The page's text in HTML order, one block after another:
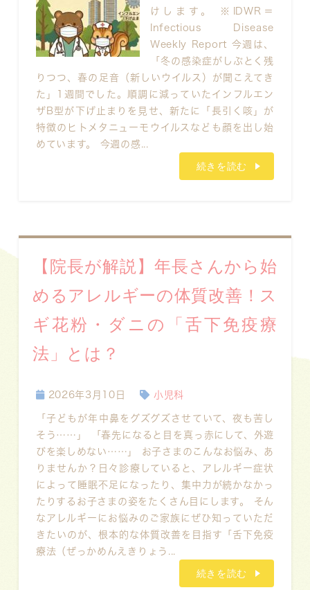
けします。 ※IDWR＝
Infectious Disease
Weekly Report 今週は、
「冬の感染症がしぶとく残
りつつ、春の足音（新しいウイルス）が聞こえてき
た」1週間でした。順調に減っていたインフルエン
ザB型が下げ止まりを見せ、新たに「長引く咳」が
特徴のヒトメタニューモウイルスなども顔を出し始
めています。 今週の感...
続きを読む
【院長が解説】年長さんから始
めるアレルギーの体質改善！ス
ギ花粉・ダニの「舌下免疫療
法」とは？
2026年3月10日 小児科
「子どもが年中鼻をグズグズさせていて、夜も苦し
そう……」 「春先になると目を真っ赤にして、外遊
びを楽しめない……」 お子さまのこんなお悩み、あ
りませんか？日々診療していると、アレルギー症状
によって睡眠不足になったり、集中力が続かなかっ
たりするお子さまの姿をたくさん目にします。 そん
なアレルギーにお悩みのご家族にぜひ知っていただ
きたいのが、根本的な体質改善を目指す「舌下免疫
療法（ぜっかめんえきりょう...
続きを読む